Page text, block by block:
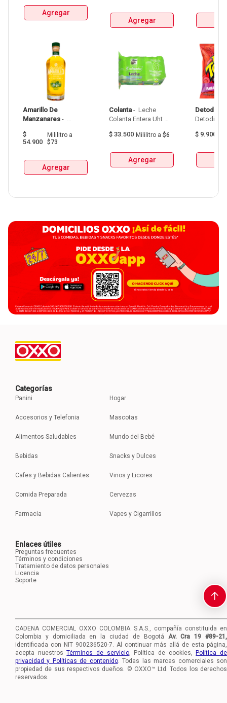
Agregar
Amarillo De
Manzanares -
De Manzanares
$
54.900
Mililitroa
$73
Agregar
Agregar
Colanta - Leche
Colanta Entera Uht
$ 33.500 Mililitro a $6
Agregar
Detodito
$ 9.900
Categorías
Panini
Accesorios y Telefonia
Alimentos Saludables
Bebidas
Cafes y Bebidas Calientes
Comida Preparada
Farmacia
Hogar
Mascotas
Mundo del Bebé
Snacks y Dulces
Vinos y Licores
Cervezas
Vapes y Cigarrillos
Enlaces útiles
Preguntas frecuentes
Términos y condiciones
Tratamiento de datos personales
Licencia
Soporte
CADENA COMERCIAL OXXO COLOMBIA S.A.S., compañía constituida en
Colombia y domiciliada en la ciudad de Bogotá Av. Cra 19 #89-21,
identificada con NIT 900236520-7. Al continuar más allá de esta página,
acepta nuestrosTérminos de servicio, Política de cookies,
Política de
privacidad y Políticas de contenido. Todas las marcas comerciales son
propiedad de sus respectivos dueños. © OXXO™ Ltd. Todos los derechos
reservados.